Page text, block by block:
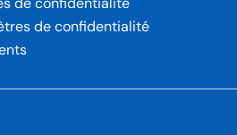
de confidentialité